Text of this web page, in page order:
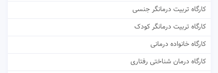
کارگاه تربیت درمانگر جنسی
کارگاه تربیت درمانگر کودک
کارگاه خانواده درمانی
کارگاه درمان شناختی رفتاری